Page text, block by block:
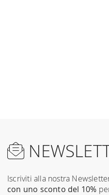
Iscriviti alla nostra
con uno sconto del 10%